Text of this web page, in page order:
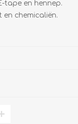
tape en hennep.
en chemicaliën.